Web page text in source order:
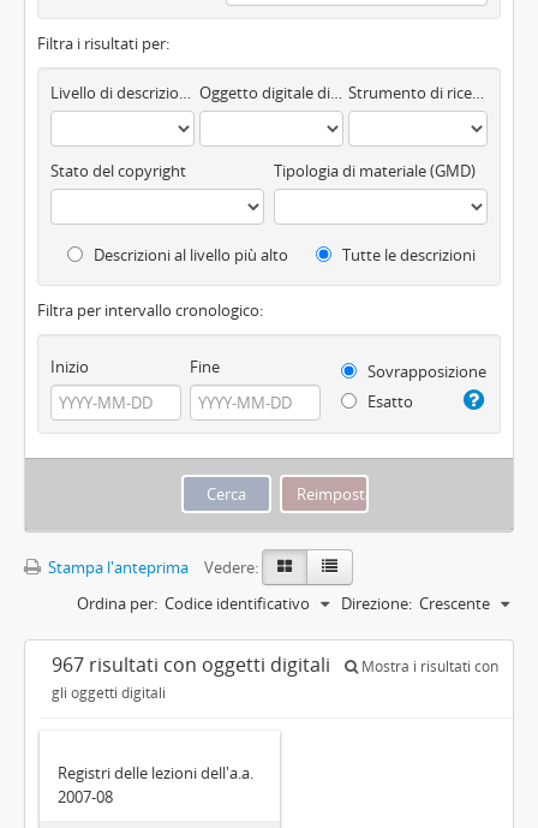
Filtra i risultati per:
Livello di descrizione Oggetto digitale disponibile Strumento di ricerca
Stato del copyright Tipologia di materiale (GMD)
Descrizioni al livello più alto Tutte le descrizioni
Filtra per intervallo cronologico:
Inizio Fine
Sovrapposizione
Esatto
Stampa l'anteprima
Vedere:
Ordina per: Codice identificativo Direzione: Crescente
967 risultati con oggetti digitali
Mostra i risultati con
gli oggetti digitali
Registri delle lezioni dell'a.a.
2007-08